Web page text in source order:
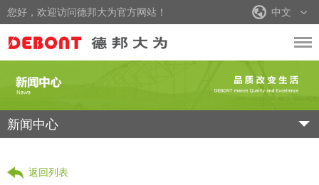
您好，欢迎访问德邦大为官方网站！ 中文
新闻中心
返回列表